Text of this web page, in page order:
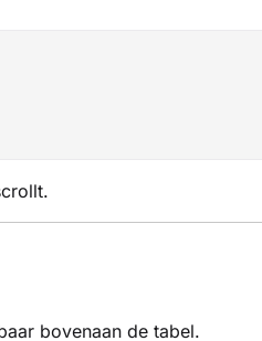
bovenaan de tabel.